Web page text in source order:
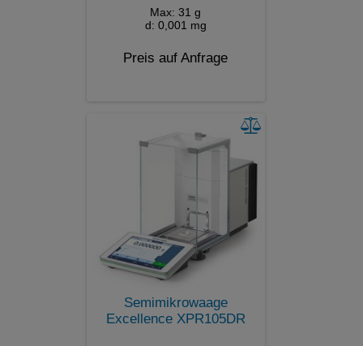
Max: 31 g
d: 0,001 mg
Preis auf Anfrage
Semimikrowaage
Excellence XPR105DR